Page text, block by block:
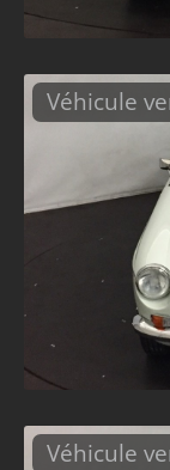
Véhicule
Véhicule